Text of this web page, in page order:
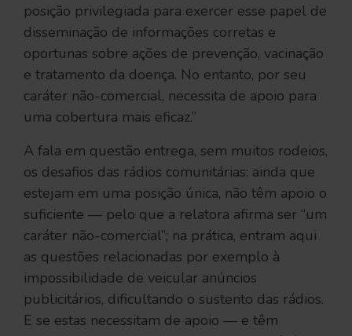
posição privilegiada para exercer esse papel de
disseminação de informações corretas e
oportunas sobre ações de prevenção, vacinação
e tratamento da doença. No entanto, por seu
caráter não-comercial, necessita de apoio para
uma cobertura mais eficaz.”
A fala em questão entrega, sem muitos rodeios,
os desafios das rádios comunitárias: ainda que
estejam em uma posição única, não têm apoio o
suficiente — pelo que a relatora afirma ser “um
caráter não-comercial”; na prática, entram aqui
as questões relacionadas por exemplo à
impossibilidade de veicular anúncios
publicitários, dificultando o sustento das rádios.
E se estas necessitam de apoio — e têm